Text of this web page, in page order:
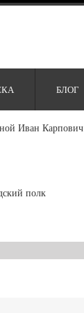
БЛОГ
Иван Карпович
полк